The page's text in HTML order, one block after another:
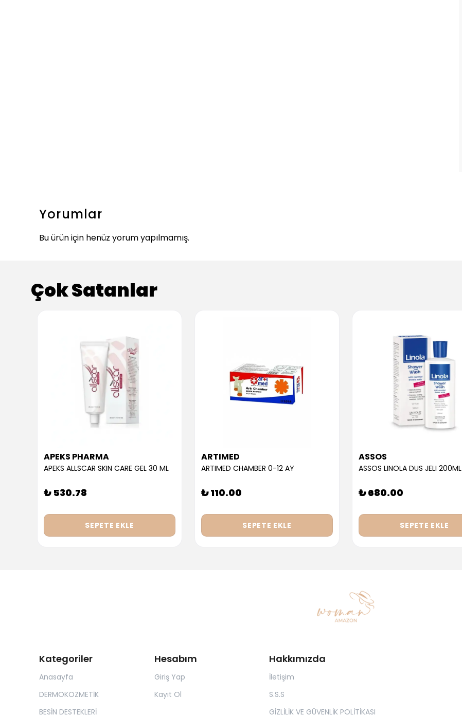
Yorumlar
Bu ürün için henüz yorum yapılmamış.
Çok Satanlar
APEKS PHARMA
APEKS ALLSCAR SKIN CARE GEL 30 ML
₺ 530.78
SEPETE EKLE
ARTIMED
ARTIMED CHAMBER 0-12 AY
₺ 110.00
SEPETE EKLE
ASSOS
ASSOS LINOLA DUS JELI 200ML
₺ 680.00
SEPETE EKLE
Kategoriler
Anasayfa
DERMOKOZMETİK
BESİN DESTEKLERİ
Hesabım
Giriş Yap
Kayıt Ol
Hakkımızda
İletişim
S.S.S
GİZLİLİK VE GÜVENLİK POLİTİKASI